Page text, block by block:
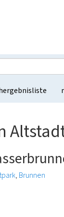
Brunnen